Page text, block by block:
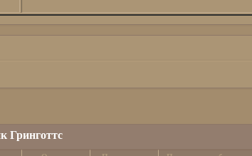
Гринготтс